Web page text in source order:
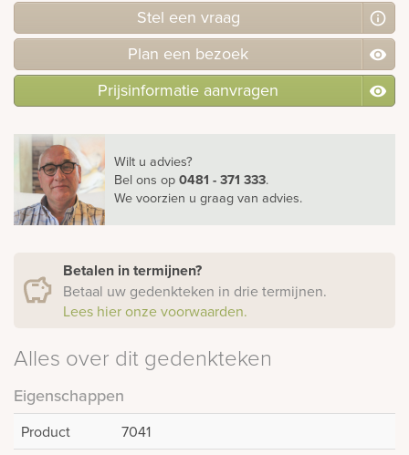
Stel een vraag
Plan een bezoek
Prijsinformatie aanvragen
Wilt u advies?
Bel ons op0481 - 371 333.
We voorzien u graag van advies.
Betalen in termijnen?
Betaal uw gedenkteken in drie termijnen.
Lees hier onze voorwaarden.
Alles over dit gedenkteken
Eigenschappen
Product
7041